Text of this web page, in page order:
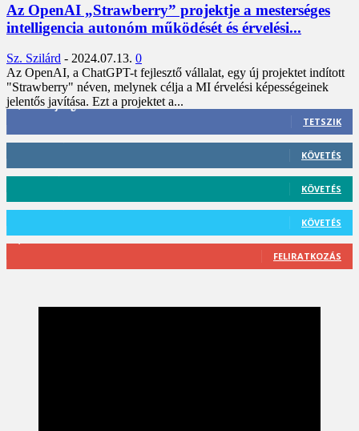
Az OpenAI „Strawberry” projektje a mesterséges
intelligencia autonóm működését és érvelési...
Sz. Szilárd - 2024.07.13. 0
Az OpenAI, a ChatGPT-t fejlesztő vállalat, egy új projektet indított
"Strawberry" néven, melynek célja a MI érvelési képességeinek
jelentős javítása. Ezt a projektet a...
3,452 Rajongók
TETSZIK
KÖVETÉS
KÖVETÉS
KÖVETÉS
FELIRATKOZÁS